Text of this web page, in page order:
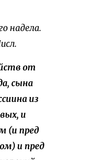
надела.
от
сына
из
и
(и пред
и пред